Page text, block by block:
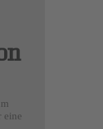
eine